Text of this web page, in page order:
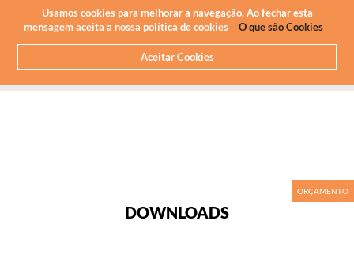
Usamos cookies para melhorar a navegação. Ao fechar esta
mensagem aceita a nossa política de cookies
O que são Cookies
Aceitar Cookies
Newsletter
DOWNLOADS
ORÇAMENTO